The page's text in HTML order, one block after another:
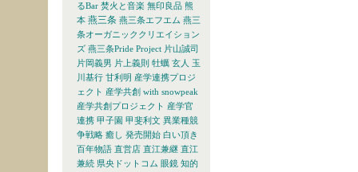
るBar 焚火と音楽 無印良品 熊
本 燕三条 燕三条エフエム 燕三
条オーガニッククリエイション
ズ 燕三条Pride Project 片山誠司
片岡義男 片上義則 牡蠣 玄人 玉
川基行 甘利明 産学連携プロジ
ェクト 産学共創 with snowpeak
産学共創プロジェクト 産学官
連携 甲子園 甲斐利文 異業種競
争戦略 癒し 発売開始 白い頂き
百年物語 直営店 直江兼継 直江
兼続 県央ドットコム 眼鏡 知的